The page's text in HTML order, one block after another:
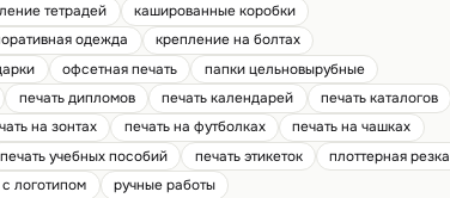
тетрадей
кашированные коробки
одежда
крепление на болтах
офсетная печать
папки цельновырубные
печать дипломов печать календарей
печать каталогов
на зонтах печать на футболках
печать на чашках
печать учебных пособий печать этикеток
плоттерная резка
с логотипом ручные работы